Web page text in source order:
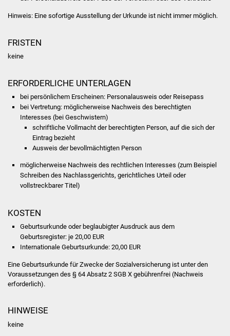
Hitzewarnung / UV-
Bürgerbus (MOBS)
Hinweis: Eine sofortige Ausstellung der Urkunde ist nicht immer möglich.
FRISTEN
keine
ERFORDERLICHE UNTERLAGEN
bei persönlichem Erscheinen: Personalausweis oder Reisepass
bei Vertretung: möglicherweise Nachweis des berechtigten
Interesses (bei Geschwistern)
schriftliche Vollmacht der berechtigten Person, auf die sich der
Eintrag bezieht
Ausweis der bevollmächtigten Person
möglicherweise Nachweis des rechtlichen Interesses (zum Beispiel
Schreiben des Nachlassgerichts, gerichtliches Urteil oder
vollstreckbarer Titel)
KOSTEN
Geburtsurkunde oder beglaubigter Ausdruck aus dem
Geburtsregister: je 20,00 EUR
Internationale Geburtsurkunde: 20,00 EUR
Eine Geburtsurkunde für Zwecke der Sozialversicherung ist unter den
Voraussetzungen des § 64 Absatz 2 SGB X gebührenfrei (Nachweis
erforderlich).
HINWEISE
keine